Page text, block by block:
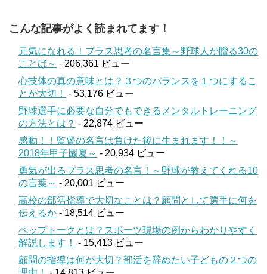
こんな記事がよく読まれてます！
元気になれる！プラス思考の名言集～野球人が贈る30の
ことば～ - 206,361 ビュー
心技体の真の意味とは？３つのバランスを１つにするこ
とが大切！
- 53,176 ビュー
野球選手に必要な自分でもできるメンタルトレーニング
の方法とは？ - 22,874 ビュー
感動！！監督の名言は負けた後に生まれます！！～
2018年甲子園夏～ - 20,934 ビュー
勇気が出るプラス思考の名言！～野球が教えてくれる10
の言葉～ - 20,001 ビュー
高校の部活指導で大切なことは？顧問として選手に何を
伝えるか - 18,514 ビュー
ペップトークとは？スポーツ現場の例からわかりやすく
解説します！
- 15,413 ビュー
顧問の指導は何が大切？部活を辞めたい子どもの２つの